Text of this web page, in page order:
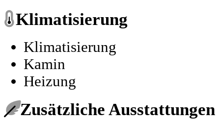
Klimatisierung
Klimatisierung
Kamin
Heizung
Zusätzliche Ausstattungen